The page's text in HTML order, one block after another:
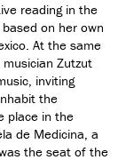
reading in the
on her own
At the same
Zutzut
inviting
the
place in the
de Medicina, a
the seat of the